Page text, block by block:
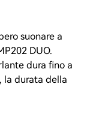
suonare a
DUO.
dura fino a
la durata della